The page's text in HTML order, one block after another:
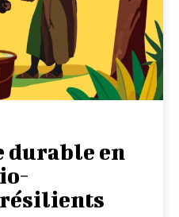
durable en
résilients